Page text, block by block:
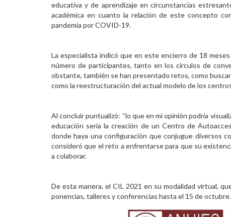
educativa y de aprendizaje en circunstancias
académica en cuanto la relación de este concepto
pandemia por COVID-19.
La especialista indicó que en este encierro de 18
número de participantes, tanto en los círculos de
obstante, también se han presentado retos, como
como la reestructuración del actual modelo de los
Al concluir puntualizó: “lo que en mi opinión podría
educación sería la creación de un Centro de
donde haya una configuración que conjugue diversos
consideró que el reto a enfrentarse para que su
a colaborar.
De esta manera, el CIL 2021 en su modalidad virtual,
ponencias, talleres y conferencias hasta el 15 de octubre.